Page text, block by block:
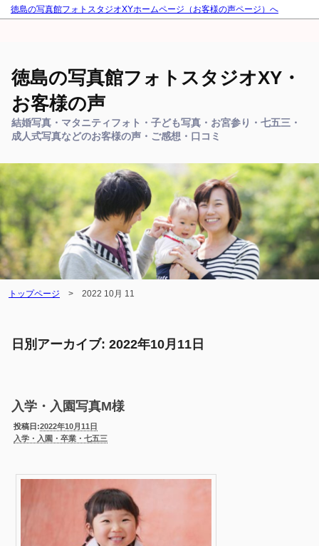
徳島の写真館フォトスタジオXYホームページ（お客様の声ページ）へ
徳島の写真館フォトスタジオXY・
お客様の声
結婚写真・マタニティフォト・子ども写真・お宮参り・七五三・
成人式写真などのお客様の声・ご感想・口コミ
トップページ > 2022 10月 11
日別アーカイブ: 2022年10月11日
入学・入園写真M様
投稿日:2022年10月11日
入学・入園・卒業・七五三